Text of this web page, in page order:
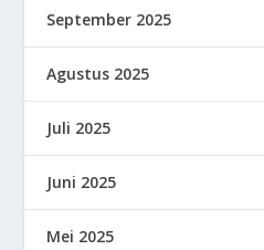
September 2025
Agustus 2025
Juli 2025
Juni 2025
Mei 2025